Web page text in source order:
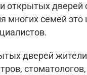
открытых
многих семей
дверей